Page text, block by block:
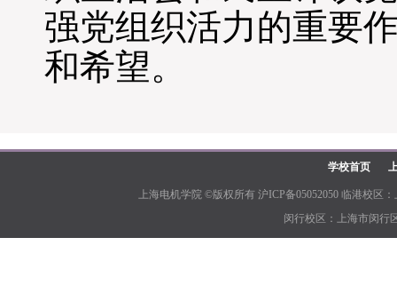
强党组织活力的重要
和希望。
学校首页
上海电机学院 ©版权所有 沪ICP备05052050 临港校区
闵行校区：上海市闵行